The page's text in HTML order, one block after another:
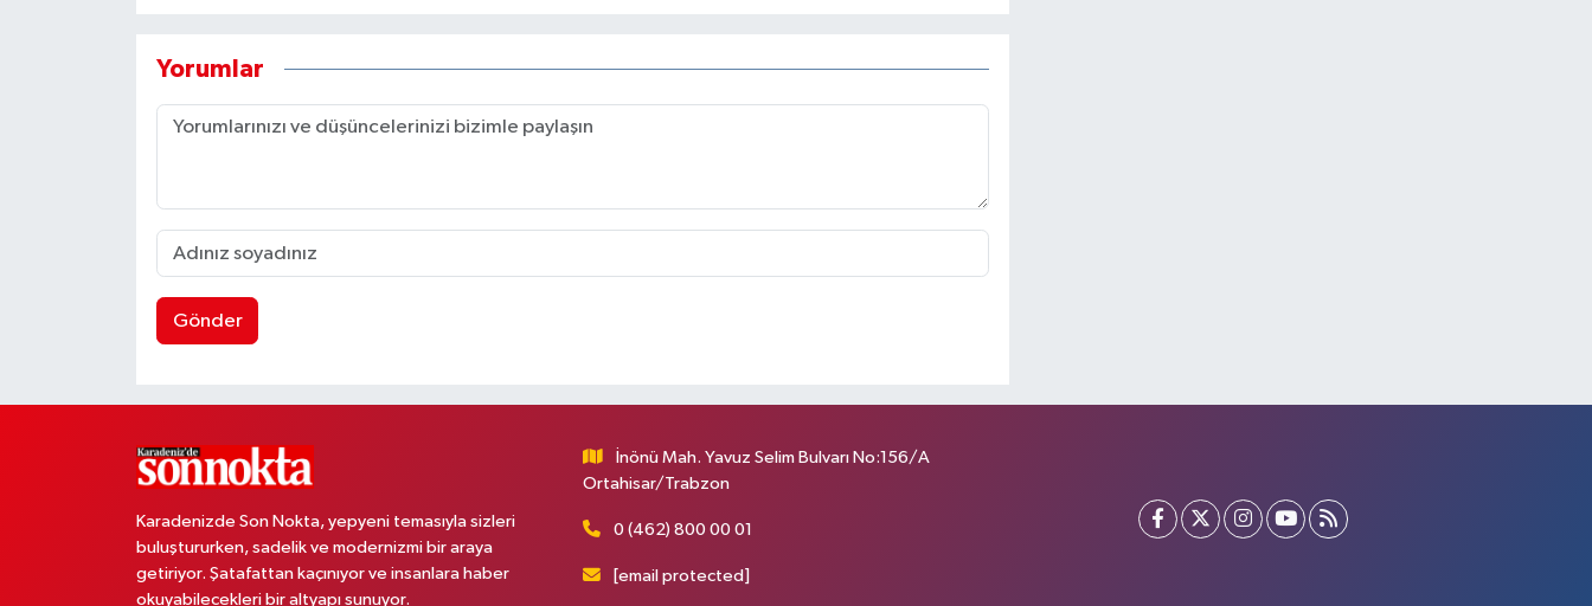
Yorumlar
Gönder
Karadenizde Son Nokta, yepyeni temasıyla sizleri
buluştururken, sadelik ve modernizmi bir araya
getiriyor. Şatafattan kaçınıyor ve insanlara haber
okuyabilecekleri bir altyapı sunuyor.
İnönü Mah. Yavuz Selim Bulvarı No:156/A
Ortahisar/Trabzon
0 (462) 800 00 01
[email protected]